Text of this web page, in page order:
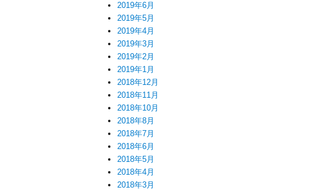
2019年6月
2019年5月
2019年4月
2019年3月
2019年2月
2019年1月
2018年12月
2018年11月
2018年10月
2018年8月
2018年7月
2018年6月
2018年5月
2018年4月
2018年3月